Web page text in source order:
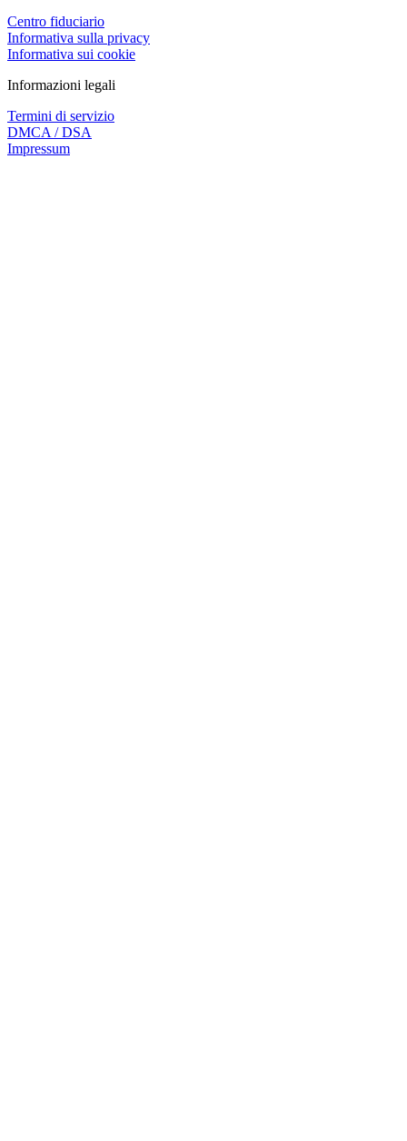
Centro fiduciario
Informativa sulla privacy
Informativa sui cookie
Informazioni legali
Termini di servizio
DMCA / DSA
Impressum